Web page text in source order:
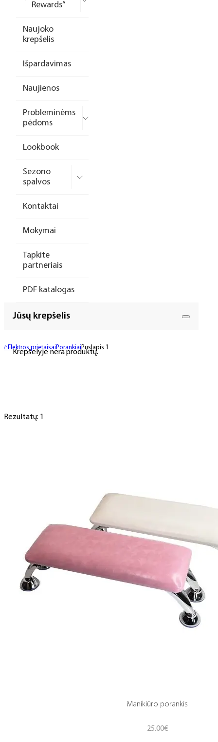
Rewards“
Naujoko
krepšelis
Išpardavimas
Naujienos
Probleminėms
pėdoms
Lookbook
Sezono
spalvos
Kontaktai
Mokymai
Tapkite
partneriais
PDF katalogas
Jūsų krepšelis
Krepšelyje nėra produktų.
⌂ Elektros prietaisaiPorankiaiPuslapis 1
Rezultatų: 1
Manikiūro porankis
25.00€